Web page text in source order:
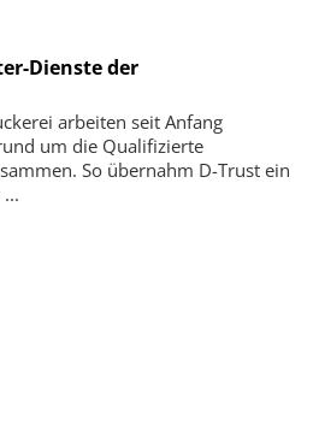
Dienste der
arbeiten seit Anfang
um die Qualifizierte
So übernahm D-Trust ein